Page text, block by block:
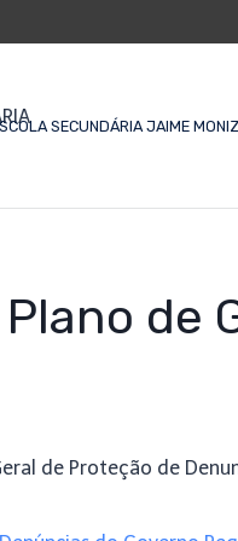
SECUNDÁRIA JAIME MONIZ
Plano de
de Proteção de